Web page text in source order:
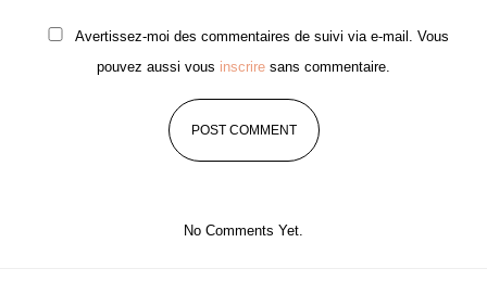
Avertissez-moi des commentaires de suivi via e-mail. Vous
pouvez aussi vous inscrire sans commentaire.
No Comments Yet.